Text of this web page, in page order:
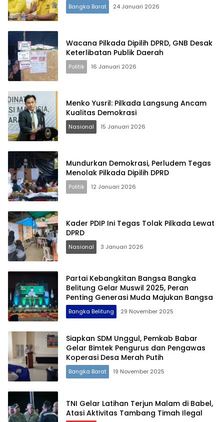
Bangka Barat 24 Januari 2026
Wacana Pilkada Dipilih DPRD, GNB Desak
Keterlibatan Publik Daerah
Politik 16 Januari 2026
Menko Yusril: Pilkada Langsung Ancam
Kualitas Demokrasi
Nasional 15 Januari 2026
Mundurkan Demokrasi, Perludem Tegas
Menolak Pilkada Dipilih DPRD
Politik 12 Januari 2026
Kader PDIP Ini Tegas Tolak Pilkada Lewat
DPRD
Nasional 3 Januari 2026
Partai Kebangkitan Bangsa Bangka
Belitung Gelar Muswil 2025, Peran
Penting Generasi Muda Majukan Bangsa
Bangka Belitung 29 November 2025
Siapkan SDM Unggul, Pemkab Babar
Gelar Bimtek Pengurus dan Pengawas
Koperasi Desa Merah Putih
Bangka Barat 19 November 2025
TNI Gelar Latihan Terjun Malam di Babel,
Atasi Aktivitas Tambang Timah Ilegal